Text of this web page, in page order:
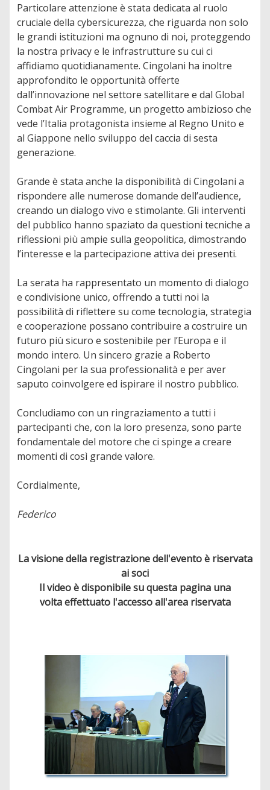
Particolare attenzione è stata dedicata al ruolo
cruciale della cybersicurezza, che riguarda non solo
le grandi istituzioni ma ognuno di noi, proteggendo
la nostra privacy e le infrastrutture su cui ci
affidiamo quotidianamente. Cingolani ha inoltre
approfondito le opportunità offerte
dall’innovazione nel settore satellitare e dal Global
Combat Air Programme, un progetto ambizioso che
vede l’Italia protagonista insieme al Regno Unito e
al Giappone nello sviluppo del caccia di sesta
generazione.
Grande è stata anche la disponibilità di Cingolani a
rispondere alle numerose domande dell’audience,
creando un dialogo vivo e stimolante. Gli interventi
del pubblico hanno spaziato da questioni tecniche a
riflessioni più ampie sulla geopolitica, dimostrando
l’interesse e la partecipazione attiva dei presenti.
La serata ha rappresentato un momento di dialogo
e condivisione unico, offrendo a tutti noi la
possibilità di riflettere su come tecnologia, strategia
e cooperazione possano contribuire a costruire un
futuro più sicuro e sostenibile per l’Europa e il
mondo intero. Un sincero grazie a Roberto
Cingolani per la sua professionalità e per aver
saputo coinvolgere ed ispirare il nostro pubblico.
Concludiamo con un ringraziamento a tutti i
partecipanti che, con la loro presenza, sono parte
fondamentale del motore che ci spinge a creare
momenti di così grande valore.
Cordialmente,
Federico
La visione della registrazione dell'evento è riservata
ai soci
Il video è disponibile su questa pagina una
volta effettuato l'accesso all'area riservata